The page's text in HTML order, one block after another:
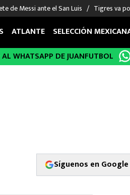
de Messi ante el San Luis Tigres va
FIGURAS
NBA
Más
ATLANTE SELECCIÓN
WHATSAPP DE JUANFUTBOL
Síguenos en Google